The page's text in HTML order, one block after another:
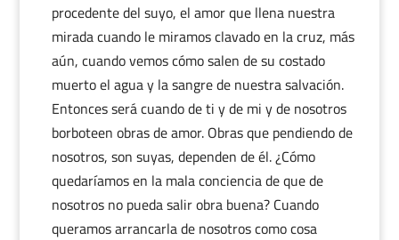
procedente del suyo, el amor que llena nuestra
mirada cuando le miramos clavado en la cruz, más
aún, cuando vemos cómo salen de su costado
muerto el agua y la sangre de nuestra salvación.
Entonces será cuando de ti y de mi y de nosotros
borboteen obras de amor. Obras que pendiendo de
nosotros, son suyas, dependen de él. ¿Cómo
quedaríamos en la mala conciencia de que de
nosotros no pueda salir obra buena? Cuando
queramos arrancarla de nosotros como cosa